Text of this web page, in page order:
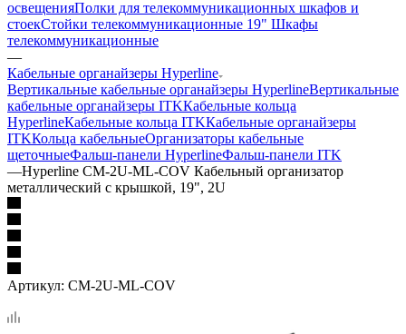
освещенияПолки для телекоммуникационных шкафов и
стоекСтойки телекоммуникационные 19" Шкафы
телекоммуникационные
—
Кабельные органайзеры Hyperline
Вертикальные кабельные органайзеры HyperlineВертикальные
кабельные органайзеры ITKКабельные кольца
HyperlineКабельные кольца ITKКабельные органайзеры
ITKКольца кабельныеОрганизаторы кабельные
щеточныеФальш-панели HyperlineФальш-панели ITK
—Hyperline CM-2U-ML-COV Кабельный организатор
металлический с крышкой, 19", 2U
Артикул: CM-2U-ML-COV